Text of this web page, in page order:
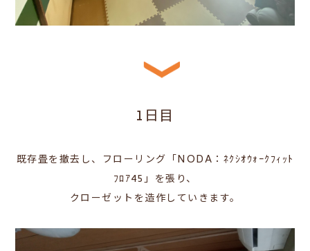
1日目
既存畳を撤去し、フローリング「NODA：ﾈｸｼｵｳｫｰｸﾌｨｯﾄ
ﾌﾛｱ45」を張り、
クローゼットを造作していきます。